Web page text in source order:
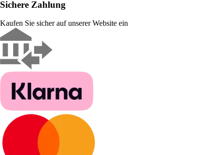
Sichere Zahlung
Kaufen Sie sicher auf unserer Website ein